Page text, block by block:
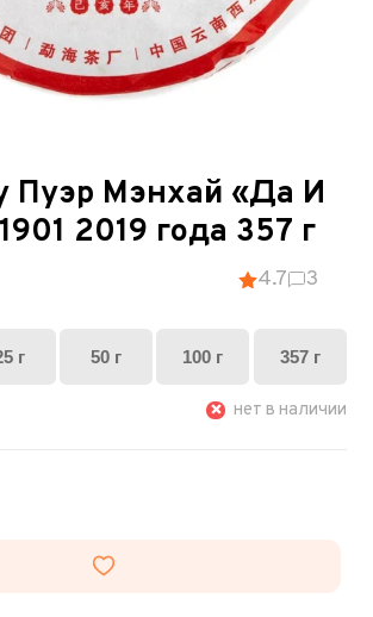
Пуэр Мэнхай «Да И
2019 года 357 г
4.7 3
г 50 г 100 г 357 г
нет в наличии